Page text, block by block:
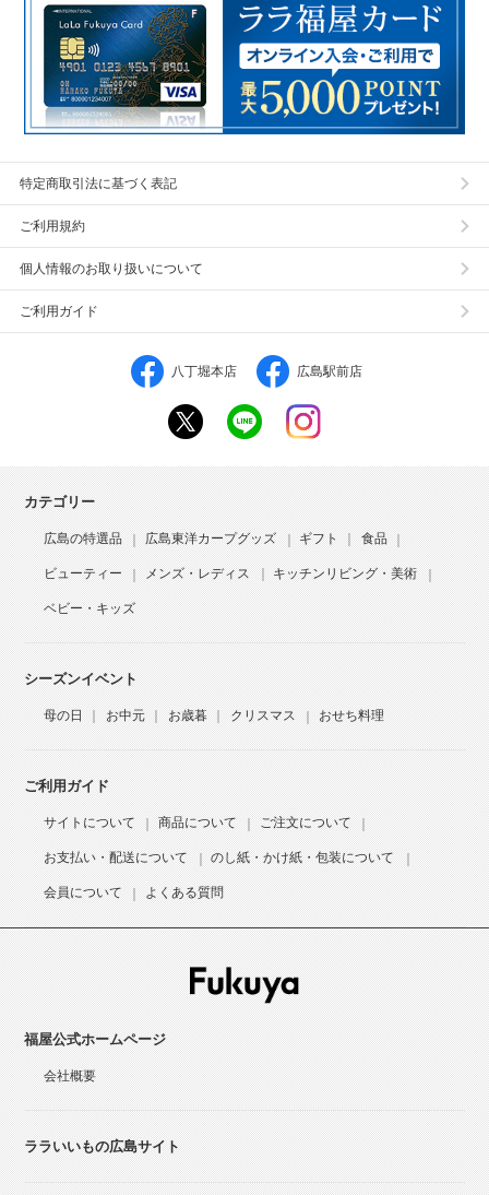
特定商取引法に基づく表記
ご利用規約
個人情報のお取り扱いについて
ご利用ガイド
八丁堀本店 広島駅前店
カテゴリー
広島の特選品 広島東洋カープグッズ ギフト 食品
ビューティー メンズ・レディス キッチンリビング・美術
ベビー・キッズ
シーズンイベント
母の日 お中元 お歳暮 クリスマス おせち料理
ご利用ガイド
サイトについて 商品について ご注文について
お支払い・配送について のし紙・かけ紙・包装について
会員について よくある質問
福屋公式ホームページ
会社概要
ララいいもの広島サイト